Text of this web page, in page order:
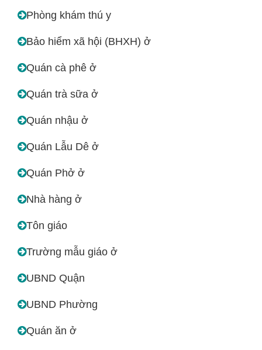
Phòng khám thú y
Bảo hiểm xã hội (BHXH) ở
Quán cà phê ở
Quán trà sữa ở
Quán nhậu ở
Quán Lẫu Dê ở
Quán Phở ở
Nhà hàng ở
Tôn giáo
Trường mẫu giáo ở
UBND Quận
UBND Phường
Quán ăn ở